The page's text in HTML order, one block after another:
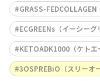
GRASS-FEDCOLLAGEN
ECGREENs（イーシーグ
KETOADK1000（ケトエ
3OSPREBiO（スリーオ